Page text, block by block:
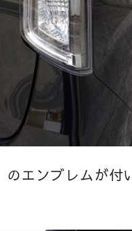
エンブレムが付